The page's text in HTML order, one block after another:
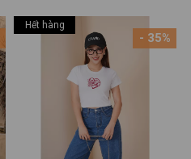
- 35%
Hết hàng